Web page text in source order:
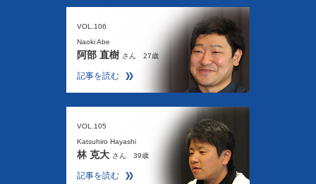
VOL.106
Naoki Abe
阿部 直樹 さん 27歳
記事を読む
VOL.105
Katsuhiro Hayashi
林 克大 さん 39歳
記事を読む